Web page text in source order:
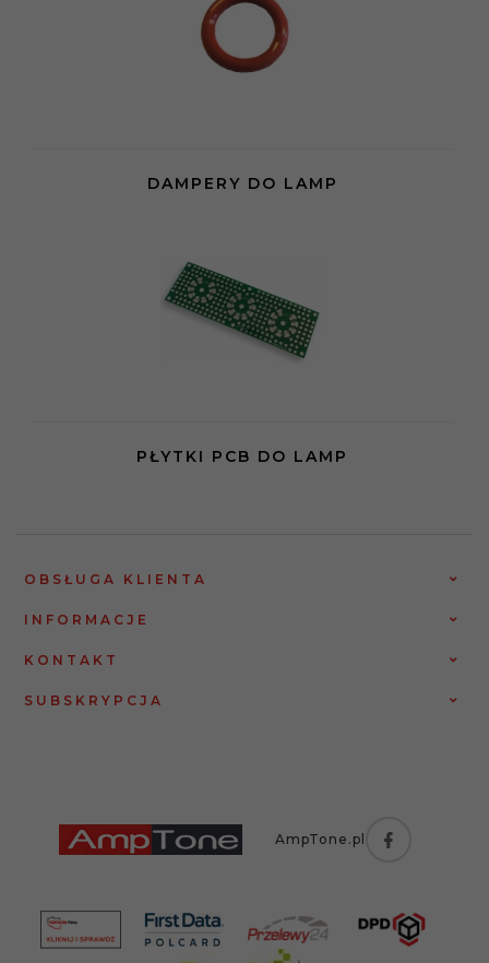
DAMPERY DO LAMP
PŁYTKI PCB DO LAMP
OBSŁUGA KLIENTA
INFORMACJE
KONTAKT
SUBSKRYPCJA
AmpTone.pl